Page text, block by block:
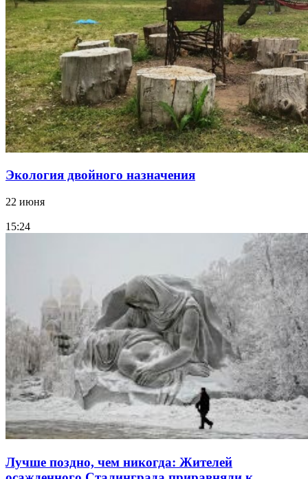
Экология двойного назначения
22 июня
15:24
Лучше поздно, чем никогда: Жителей